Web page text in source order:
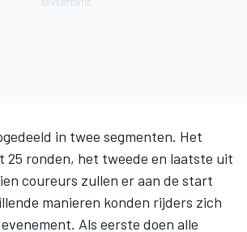
in twee segmenten. Het
25 ronden, het tweede en laatste uit
coureurs zullen er aan de start
manieren konden rijders zich
Als eerste doen alle